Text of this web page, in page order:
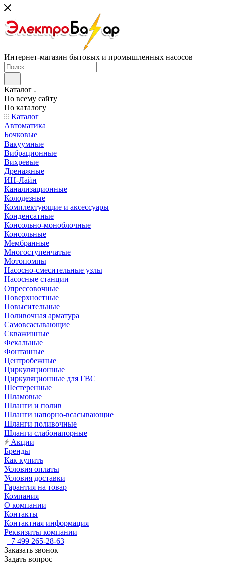
Интернет-магазин бытовых и промышленных насосов
Каталог
По всему сайту
По каталогу
Каталог
Автоматика
Бочковые
Вакуумные
Вибрационные
Вихревые
Дренажные
ИН-Лайн
Канализационные
Колодезные
Комплектующие и аксессуары
Конденсатные
Консольно-моноблочные
Консольные
Мембранные
Многоступенчатые
Мотопомпы
Насосно-смесительные узлы
Насосные станции
Опрессовочные
Поверхностные
Повысительные
Поливочная арматура
Самовсасывающие
Скважинные
Фекальные
Фонтанные
Центробежные
Циркуляционные
Циркуляционные для ГВС
Шестеренные
Шламовые
Шланги и полив
Шланги напорно-всасывающие
Шланги поливочные
Шланги слабонапорные
Акции
Бренды
Как купить
Условия оплаты
Условия доставки
Гарантия на товар
Компания
О компании
Контакты
Контактная информация
Реквизиты компании
+7 499 265-28-63
Заказать звонок
Задать вопрос